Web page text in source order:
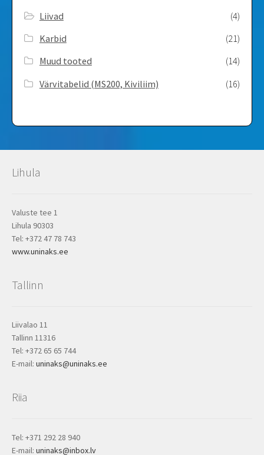
Liivad
(4)
Karbid
(21)
Muud tooted
(14)
Värvitabelid ­(MS200, Kiviliim)
(16)
Lihula
Valuste tee 1
Lihula 90303
Tel: +372 47 78 743
www.uninaks.ee
Tallinn
Liivalao 11
Tallinn 11316
Tel: +372 65 65 744
E-mail: uninaks@uninaks.ee
Riia
Tel: +371 292 28 940
E-mail: uninaks@inbox.lv